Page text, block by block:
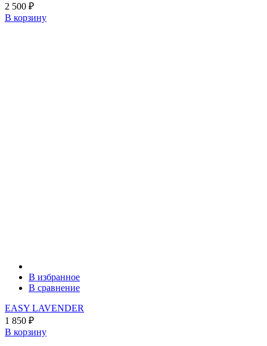
2 500 ₽
В корзину
В избранное
В сравнение
EASY LAVENDER
1 850 ₽
В корзину